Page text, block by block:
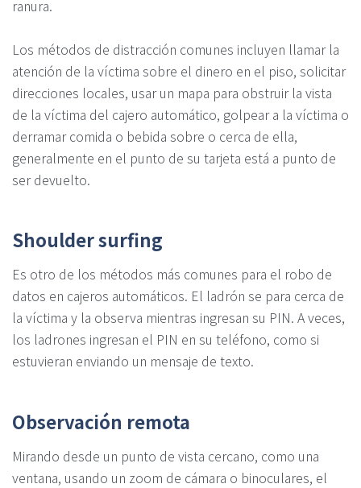
ranura.
Los métodos de distracción comunes incluyen llamar la
atención de la víctima sobre el dinero en el piso, solicitar
direcciones locales, usar un mapa para obstruir la vista
de la víctima del cajero automático, golpear a la víctima o
derramar comida o bebida sobre o cerca de ella,
generalmente en el punto de su tarjeta está a punto de
ser devuelto.
Shoulder surfing
Es otro de los métodos más comunes para el robo de
datos en cajeros automáticos. El ladrón se para cerca de
la víctima y la observa mientras ingresan su PIN. A veces,
los ladrones ingresan el PIN en su teléfono, como si
estuvieran enviando un mensaje de texto.
Observación remota
Mirando desde un punto de vista cercano, como una
ventana, usando un zoom de cámara o binoculares, el